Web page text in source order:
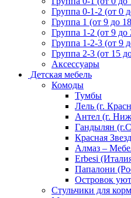
Группа 0-1-2 (от 0
Группа 1 (от 9 до
Группа 1-2 (от 9 до
Группа 1-2-3 (от 9
Группа 2-3 (от 15
Аксессуары
Детская мебель
Комоды
Тумбы
Лель (г.
Антел (г.
Гандылян
Красная
Алмаз –
Erbesi
Папалони
Островок
Стульчики для